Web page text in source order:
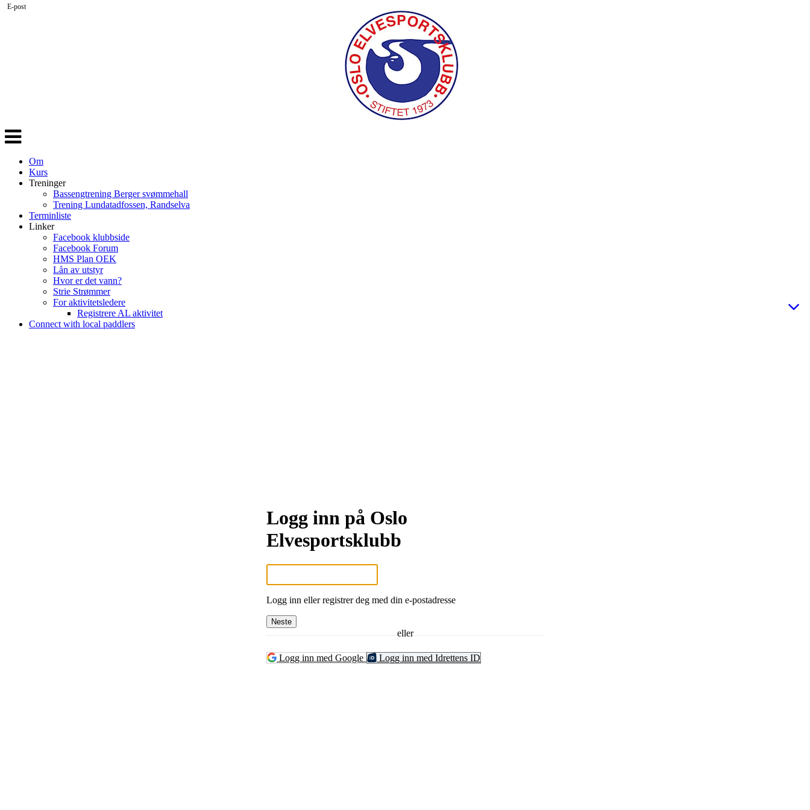
Veksle
navigasjon
Om
Kurs
Treninger
Bassengtrening Berger svømmehall
Trening Lundatadfossen, Randselva
Terminliste
Linker
Facebook klubbside
Facebook Forum
HMS Plan OEK
Lån av utstyr
Hvor er det vann?
Strie Strømmer
For aktivitetsledere
Registrere AL aktivitet
Connect with local paddlers
Logg inn på Oslo
Elvesportsklubb
E-post
Logg inn eller registrer deg med din e-postadresse
Neste
eller
Logg inn med Google Logg inn med Idrettens ID